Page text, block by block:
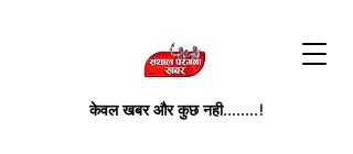
केवल खबर और कुछ नही........!